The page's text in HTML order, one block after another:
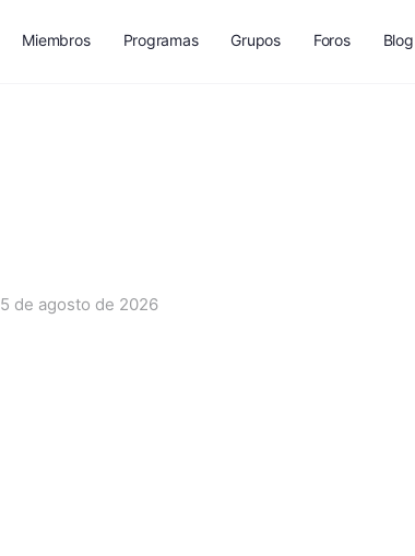
Miembros Programas Grupos Foros Blog
5 de agosto de 2026